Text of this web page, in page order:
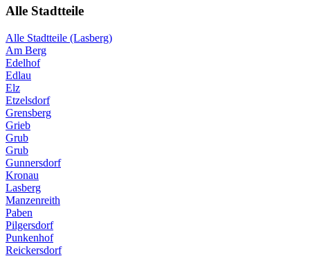
Alle Stadtteile
Alle Stadtteile (Lasberg)
Am Berg
Edelhof
Edlau
Elz
Etzelsdorf
Grensberg
Grieb
Grub
Grub
Gunnersdorf
Kronau
Lasberg
Manzenreith
Paben
Pilgersdorf
Punkenhof
Reickersdorf